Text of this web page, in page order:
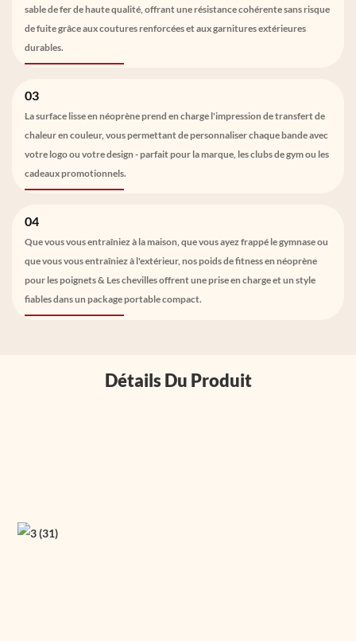
sable de fer de haute qualité, offrant une résistance cohérente sans risque
de fuite grâce aux coutures renforcées et aux garnitures extérieures
durables.
03
La surface lisse en néoprène prend en charge l'impression de transfert de
chaleur en couleur, vous permettant de personnaliser chaque bande avec
votre logo ou votre design - parfait pour la marque, les clubs de gym ou les
cadeaux promotionnels.
04
Que vous vous entraîniez à la maison, que vous ayez frappé le gymnase ou
que vous vous entraîniez à l'extérieur, nos poids de fitness en néoprène
pour les poignets & Les chevilles offrent une prise en charge et un style
fiables dans un package portable compact.
Détails Du Produit